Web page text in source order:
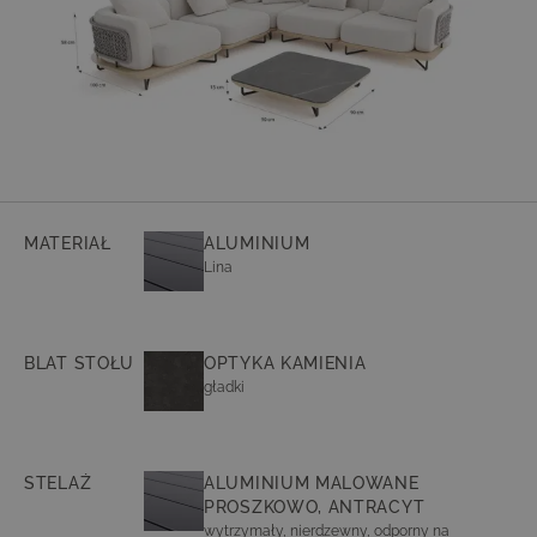
MATERIAŁ ALUMINIUM
Lina
BLAT STOŁU OPTYKA KAMIENIA
gładki
STELAŻ
ALUMINIUM MALOWANE
PROSZKOWO, ANTRACYT
wytrzymały, nierdzewny, odporny na